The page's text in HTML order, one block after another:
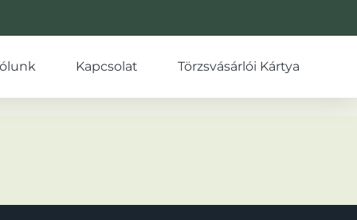
Kapcsolat Törzsvásárlói Kártya